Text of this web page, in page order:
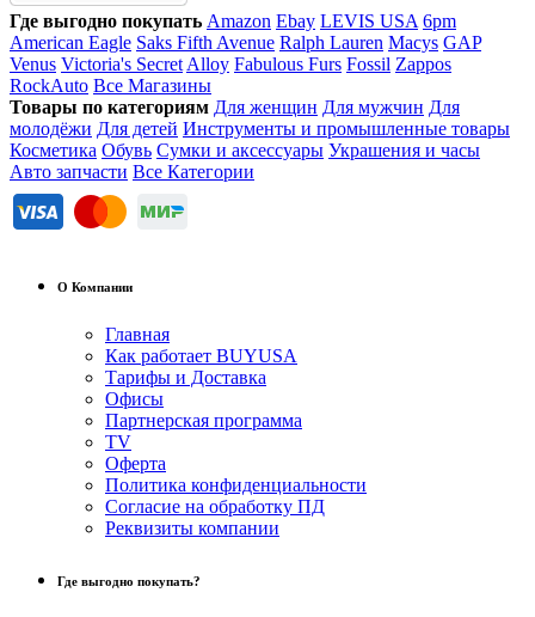
Где выгодно покупать Amazon Ebay LEVIS USA 6pm
American Eagle Saks Fifth Avenue Ralph Lauren Macys GAP
Venus Victoria's Secret Alloy Fabulous Furs Fossil Zappos
RockAuto Все Магазины
Товары по категориям Для женщин Для мужчин Для
молодёжи Для детей Инструменты и промышленные товары
Косметика Обувь Сумки и аксессуары Украшения и часы
Авто запчасти Все Категории
О Компании
Главная
Как работает BUYUSA
Тарифы и Доставка
Офисы
Партнерская программа
TV
Оферта
Политика конфиденциальности
Согласие на обработку ПД
Реквизиты компании
Где выгодно покупать?